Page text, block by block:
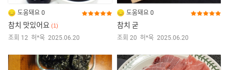
도움돼요 0
참치 맛있어요(1)
조회 12 허*욱 2025.06.20
도움돼요 0
참치 굳
조회 20 허*욱 2025.06.20